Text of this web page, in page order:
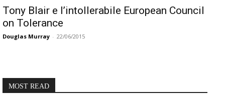
Tony Blair e l’intollerabile European Council
on Tolerance
Douglas Murray - 22/06/2015
MOST READ